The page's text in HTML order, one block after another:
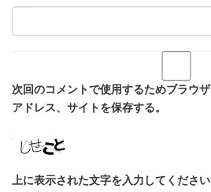
次回のコメントで使用するためブラウ
アドレス、サイトを保存する。
上に表示された文字を入力してください